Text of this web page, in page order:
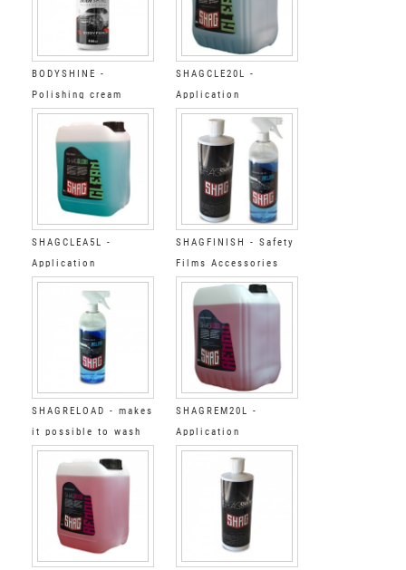
BODYSHINE -
Polishing cream
SHAGCLE20L -
Application
accessories Final
Degreaser Step 3 20L
SHAGCLEA5L -
Application
accessories Final
Degreaser Step 3 5L
SHAGFINISH - Safety
Films Accessories
Cleaning&polyshing
kit SHAG
SHAGRELOAD - makes
it possible to wash
and protect the
SKINTAC films
SHAGREM20L -
Application
accessories Super
Cleaner Step 1 20L